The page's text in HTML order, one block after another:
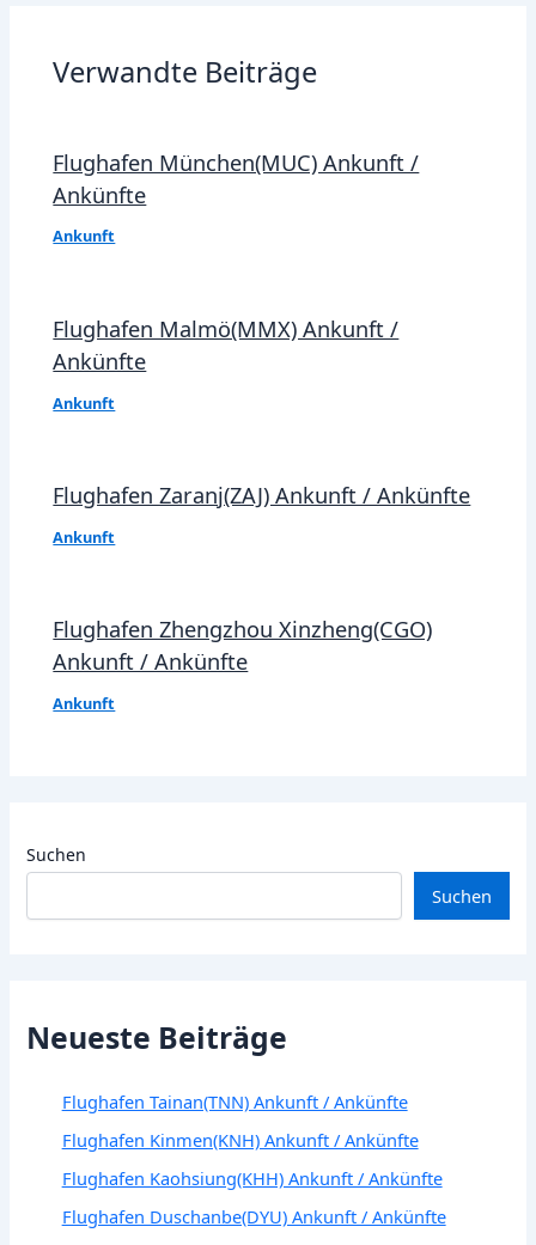
Verwandte Beiträge
Flughafen München(MUC) Ankunft /
Ankünfte
Ankunft
Flughafen Malmö(MMX) Ankunft /
Ankünfte
Ankunft
Flughafen Zaranj(ZAJ) Ankunft / Ankünfte
Ankunft
Flughafen Zhengzhou Xinzheng(CGO)
Ankunft / Ankünfte
Ankunft
Suchen
Suchen
Neueste Beiträge
Flughafen Tainan(TNN) Ankunft / Ankünfte
Flughafen Kinmen(KNH) Ankunft / Ankünfte
Flughafen Kaohsiung(KHH) Ankunft / Ankünfte
Flughafen Duschanbe(DYU) Ankunft / Ankünfte